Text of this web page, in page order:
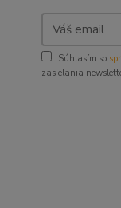
Súhlasím so
zasielania